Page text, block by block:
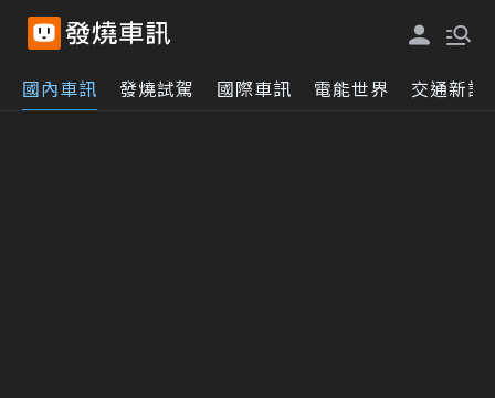
國內車訊 發燒試駕 國際車訊 電能世界 交通新訊